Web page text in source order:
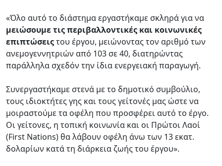
«Όλο αυτό το διάστημα εργαστήκαμε σκληρά για να
μειώσουμε τις περιβαλλοντικές και κοινωνικές
επιπτώσειςτου έργου, μειώνοντας τον αριθμό των
ανεμογεννητριών από 103 σε 40, διατηρώντας
παράλληλα σχεδόν την ίδια ενεργειακή παραγωγή.
Συνεργαστήκαμε στενά με το δημοτικό συμβούλιο,
τους ιδιοκτήτες γης και τους γείτονές μας ώστε να
μοιραστούμε τα οφέλη που προσφέρει αυτό το έργο.
Οι γείτονες, η τοπική κοινωνία και οι Πρώτοι Λαοί
(First Nations) θα λάβουν οφέλη άνω των 13 εκατ.
δολαρίων κατά τη διάρκεια ζωής του έργου».